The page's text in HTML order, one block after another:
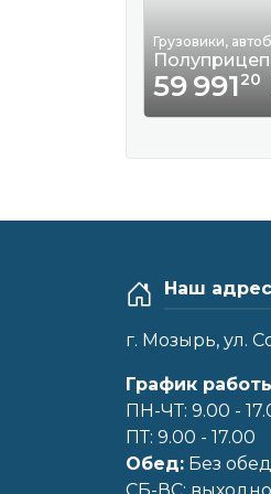
Грузовики,
59 99120
Наш адрес
г. Мозырь, ул.
График
ПН-ЧТ: 9.00 -
ПТ: 9.00 - 17.00
Обед: Без